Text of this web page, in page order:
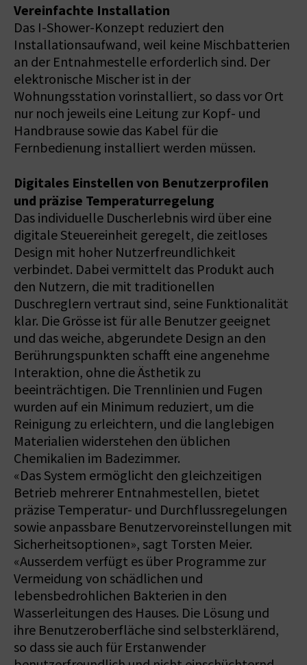
Vereinfachte Installation
Das I-Shower-Konzept reduziert den
Installationsaufwand, weil keine Mischbatterien
an der Entnahmestelle erforderlich sind. Der
elektronische Mischer ist in der
Wohnungsstation vorinstalliert, so dass vor Ort
nur noch jeweils eine Leitung zur Kopf- und
Handbrause sowie das Kabel für die
Fernbedienung installiert werden müssen.
Digitales Einstellen von Benutzerprofilen
und präzise Temperaturregelung
Das individuelle Duscherlebnis wird über eine
digitale Steuereinheit geregelt, die zeitloses
Design mit hoher Nutzerfreundlichkeit
verbindet. Dabei vermittelt das Produkt auch
den Nutzern, die mit traditionellen
Duschreglern vertraut sind, seine Funktionalität
klar. Die Grösse ist für alle Benutzer geeignet
und das weiche, abgerundete Design an den
Berührungspunkten schafft eine angenehme
Interaktion, ohne die Ästhetik zu
beeinträchtigen. Die Trennlinien und Fugen
wurden auf ein Minimum reduziert, um die
Reinigung zu erleichtern, und die langlebigen
Materialien widerstehen den üblichen
Chemikalien im Badezimmer.
«Das System ermöglicht den gleichzeitigen
Betrieb mehrerer Entnahmestellen, bietet
präzise Temperatur- und Durchflussregelungen
sowie anpassbare Benutzervoreinstellungen mit
Sicherheitsoptionen», sagt Torsten Meier.
«Ausserdem verfügt es über Programme zur
Vermeidung von schädlichen und
lebensbedrohlichen Bakterien in den
Wasserleitungen des Hauses. Die Lösung und
ihre Benutzeroberfläche sind selbsterklärend,
so dass sie auch für Erstanwender